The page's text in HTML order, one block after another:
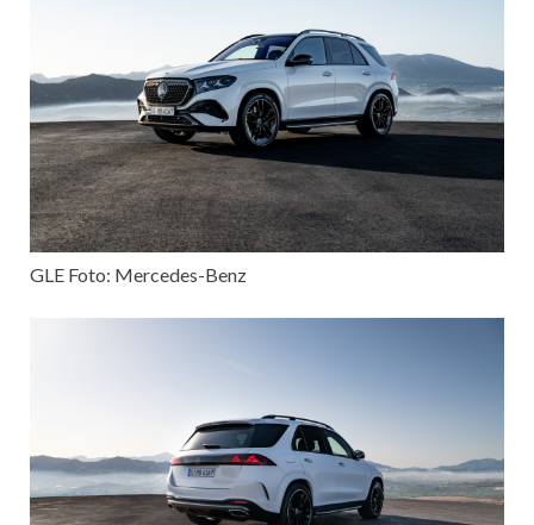
GLE Foto: Mercedes-Benz